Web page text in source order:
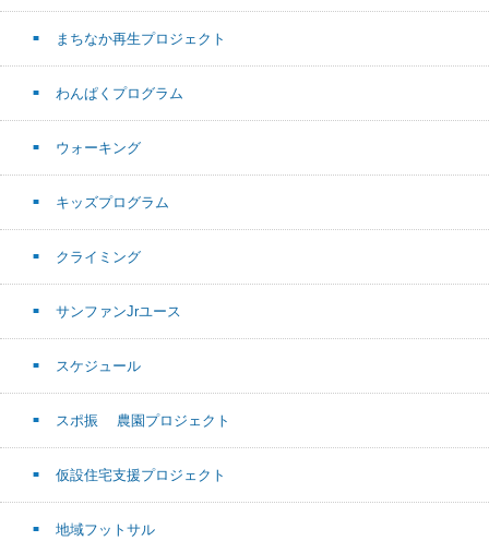
まちなか再生プロジェクト
わんぱくプログラム
ウォーキング
キッズプログラム
クライミング
サンファンJrユース
スケジュール
スポ振 農園プロジェクト
仮設住宅支援プロジェクト
地域フットサル